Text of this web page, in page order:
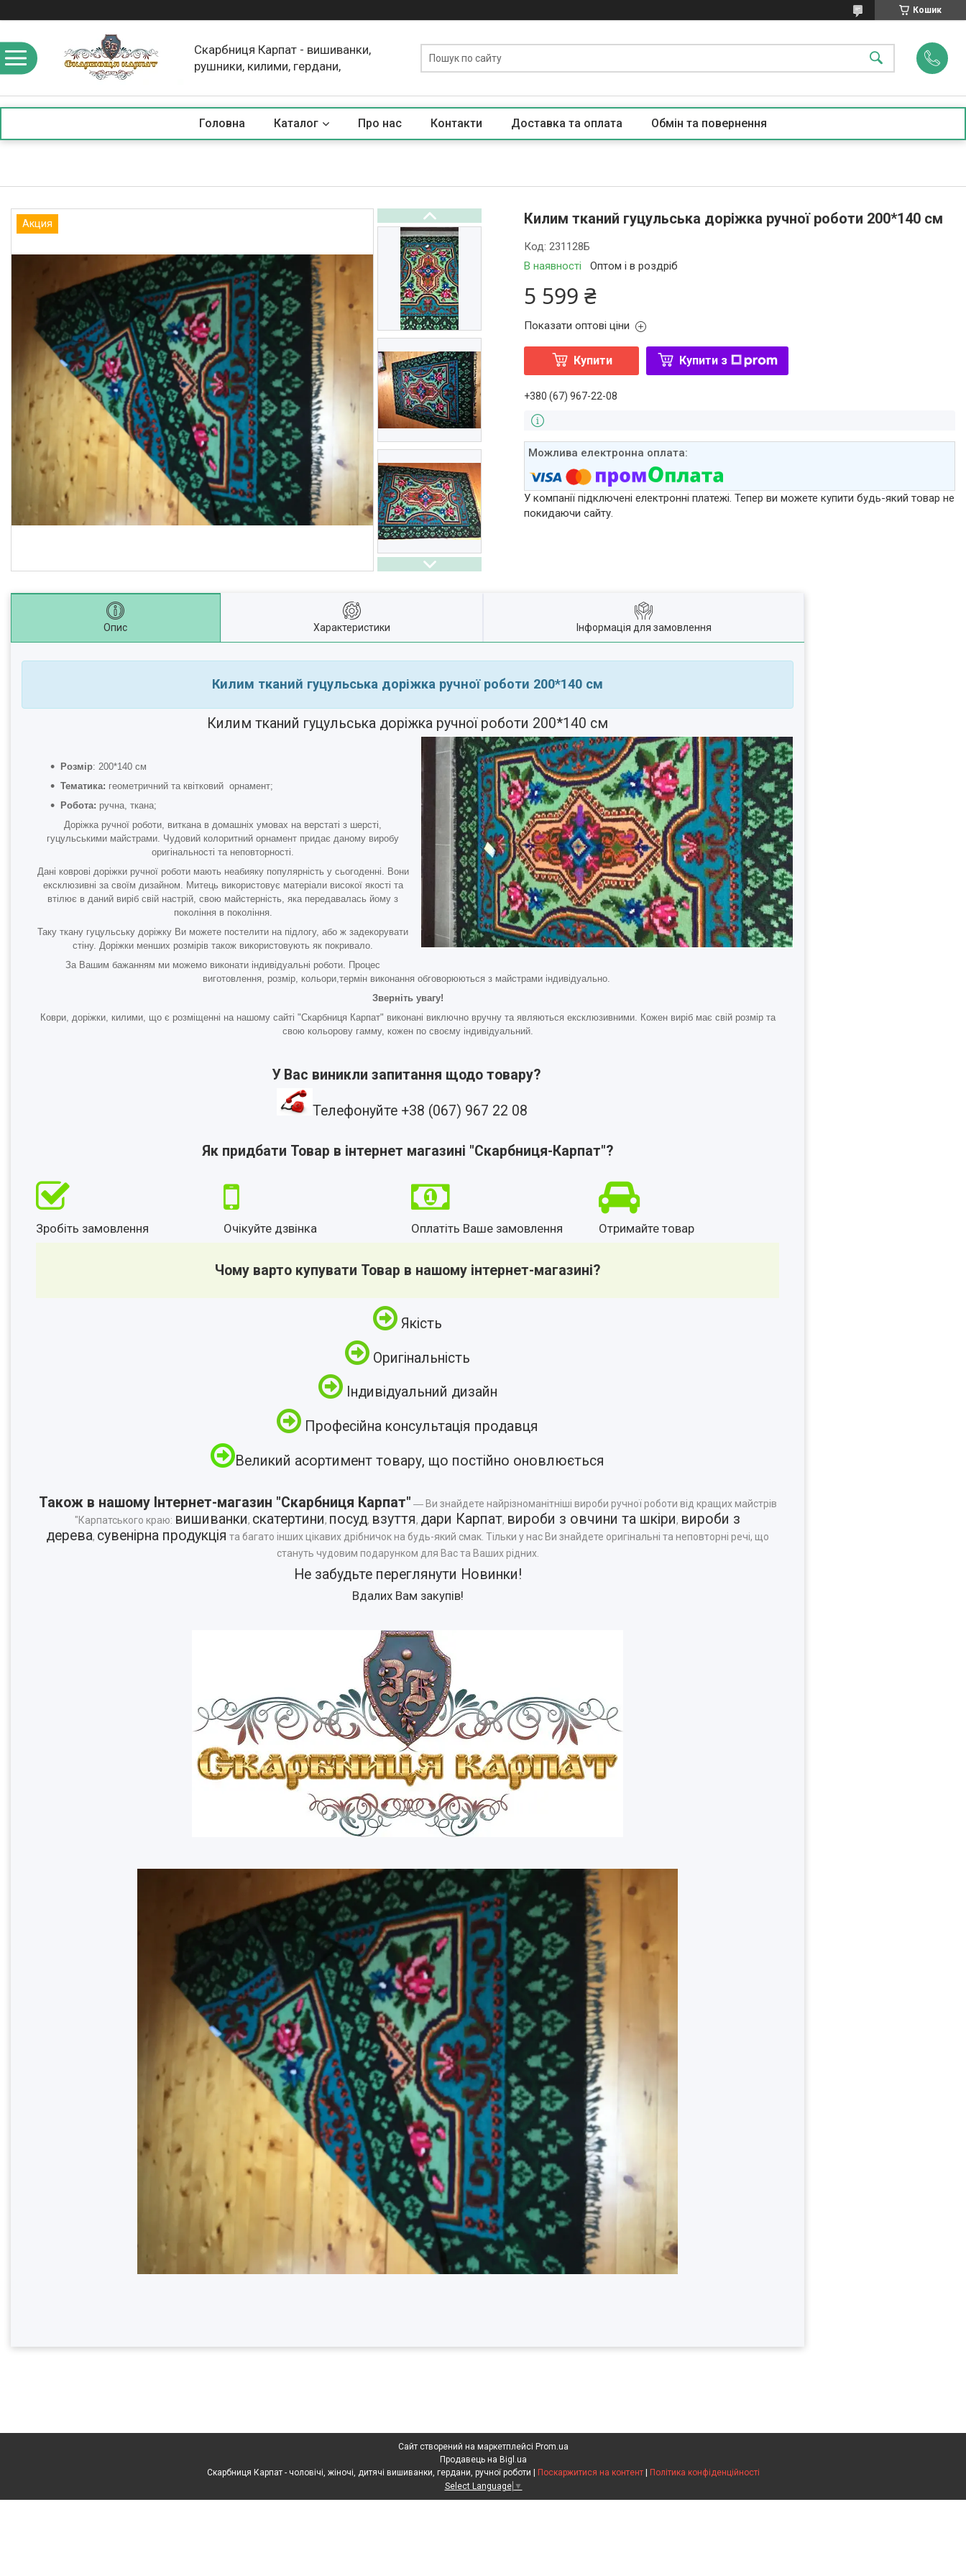
Кошик
Скарбниця Карпат - вишиванки,
рушники, килими, гердани,
Головна Каталог Про нас Контакти Доставка та оплата Обмін та повернення
Акция Килим тканий гуцульська доріжка ручної роботи 200*140 см
В наявності Оптом і в роздріб
Код:231128Б
5 599 ₴
Показати оптові ціни
Купити Купити з
+380 (67) 967-22-08
У компанії підключені електронні платежі. Тепер ви можете купити будь-який товар не
покидаючи сайту.
Опис Характеристики Інформація для замовлення
Килим тканий гуцульська доріжка ручної роботи 200*140 см
Килим тканий гуцульська доріжка ручної роботи 200*140 см
Розмір: 200*140 см
Тематика: геометричний та квітковий орнамент;
Робота: ручна, ткана;
Доріжка ручної роботи, виткана в домашніх умовах на верстаті з шерсті,
гуцульськими майстрами. Чудовий колоритний орнамент придає даному виробу
оригінальності та неповторності.
Дані коврові доріжки ручної роботи мають неабияку популярність у сьогоденні. Вони
ексклюзивні за своїм дизайном. Митець використовує матеріали високої якості та
втілює в даний виріб свій настрій, свою майстерність, яка передавалась йому з
покоління в покоління.
Таку ткану гуцульську доріжку Ви можете постелити на підлогу, або ж задекорувати
стіну. Доріжки менших розмірів також використовують як покривало.
За Вашим бажанням ми можемо виконати індивідуальні роботи. Процес
виготовлення, розмір, кольори,термін виконання обговорюються з майстрами індивідуально.
Зверніть увагу!
Коври, доріжки, килими, що є розміщенні на нашому сайті "Скарбниця Карпат" виконані виключно вручну та являються ексклюзивними. Кожен виріб має свій розмір та
свою кольорову гамму, кожен по своєму індивідуальний.
У Вас виникли запитання щодо товару?
Телефонуйте +38 (067) 967 22 08
Як придбати Товар в інтернет магазині "Скарбниця-Карпат"?
Зробіть замовлення Очікуйте дзвінка Оплатіть Ваше замовлення Отримайте товар
Чому варто купувати Товар в нашому інтернет-магазині?
Якість
Оригінальність
Індивідуальний дизайн
Професійна консультація продавця
Великий асортимент товару, що постійно оновлюється
Також в нашому Інтернет-магазин "Скарбниця Карпат" ― Ви знайдете найрізноманітніші вироби ручної роботи від кращих майстрів
"Карпатського краю: вишиванки, скатертини, посуд, взуття, дари Карпат, вироби з овчини та шкіри, вироби з
дерева, сувенірна продукція та багато інших цікавих дрібничок на будь-який смак. Тільки у нас Ви знайдете оригінальні та неповторні речі, що
стануть чудовим подарунком для Вас та Ваших рідних.
Не забудьте переглянути Новинки!
Вдалих Вам закупів!
Сайт створений на маркетплейсі Prom.ua
Продавець на Bigl.ua
Поскаржитися на контент
Політика конфіденційності
Select Language ▼